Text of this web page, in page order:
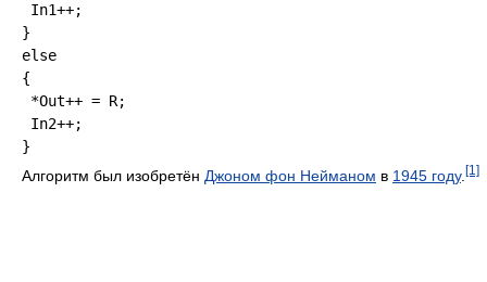
In1++;
}
else
{
*Out++ = R;
In2++;
Алгоритм был изобретён Джоном фон Нейманом в 1945 году. [1]